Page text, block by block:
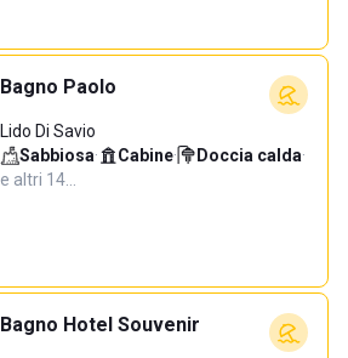
Bagno Paolo
Lido Di Savio
Sabbiosa· Cabine· Doccia calda·
e altri 14…
Bagno Hotel Souvenir